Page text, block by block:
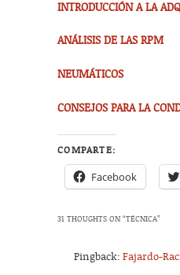
INTRODUCCIÓN A LA
ANÁLISIS DE LAS RPM
NEUMÁTICOS
CONSEJOS PARA LA
COMPARTE:
Facebook
31 THOUGHTS ON “TÉCNICA”
Pingback:Fajardo-